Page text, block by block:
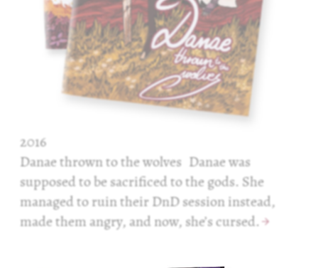
2016
Danae thrown to the wolves Danae was
supposed to be sacrificed to the gods. She
managed to ruin their DnD session instead,
made them angry, and now, she’s cursed.